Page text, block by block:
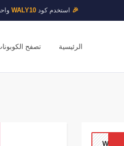
🎉 استخدم كودWALY10
الرئيسية تصفح